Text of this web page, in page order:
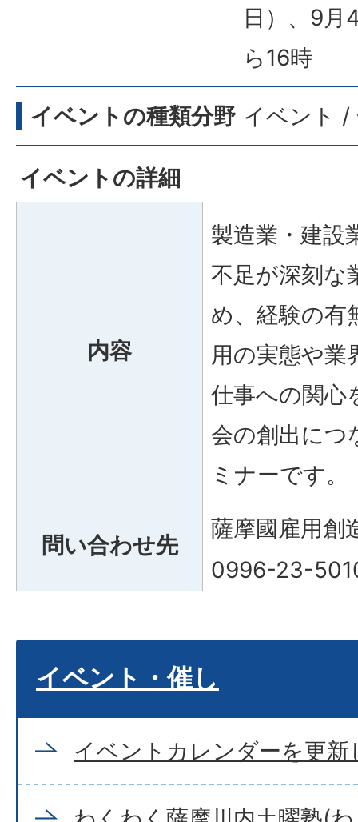
日）、9月
ら16時
イベントの種類分野 イベント /
イベントの詳細
内容
製造業・建設
不足が深刻な
め、経験の有
用の実態や業
仕事への関心
会の創出につ
ミナーです。
問い合わせ先
薩摩國雇用創
0996-23-
イベント・催し
イベントカレンダーを更新